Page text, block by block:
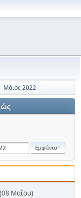
Μάιος 2022
Μαΐου)